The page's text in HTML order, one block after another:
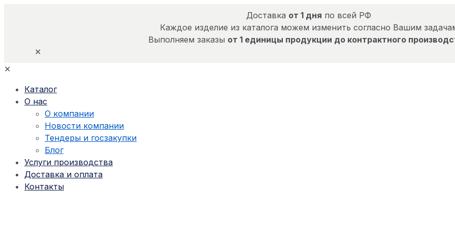
Доставка от 1 дня по всей РФ
Каждое изделие из каталога можем изменить согласно Вашим
Выполняем заказы от 1 единицы продукции до контрактного
✕
✕
Каталог
О нас
О компании
Новости компании
Тендеры и госзакупки
Блог
Услуги производства
Доставка и оплата
Контакты